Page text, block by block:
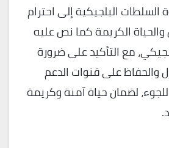
السلطات البلجيكية إلى احترام
الكريمة كما نص عليه
مع التأكيد على ضرورة
والحفاظ على قنوات الدعم
لضمان حياة آمنة وكريمة